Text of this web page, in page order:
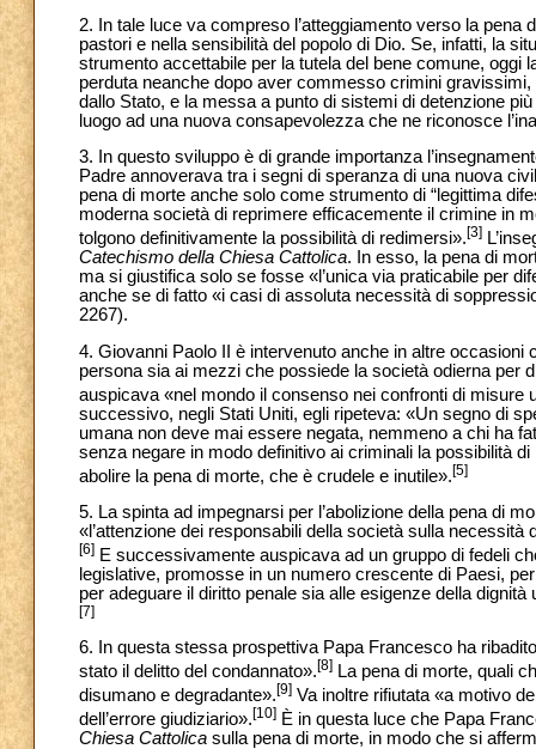
2. In tale luce va compreso l’atteggiamento verso la
pastori e nella sensibilità del popolo di Dio. Se, infatti, la
strumento accettabile per la tutela del bene comune,
perduta neanche dopo aver commesso crimini
dallo Stato, e la messa a punto di sistemi di detenzione
luogo ad una nuova consapevolezza che ne riconosce
3. In questo sviluppo è di grande importanza
Padre annoverava tra i segni di speranza di una nuova
pena di morte anche solo come strumento di “legittima
moderna società di reprimere efficacemente il crimine in
tolgono definitivamente la possibilità di redimersi».[3]
Catechismo della Chiesa Cattolica. In esso, la pena di
ma si giustifica solo se fosse «l’unica via praticabile per
anche se di fatto «i casi di assoluta necessità di
2267).
4. Giovanni Paolo II è intervenuto anche in altre occasioni
persona sia ai mezzi che possiede la società odierna per
auspicava «nel mondo il consenso nei confronti di misure
successivo, negli Stati Uniti, egli ripeteva: «Un segno di
umana non deve mai essere negata, nemmeno a chi ha
senza negare in modo definitivo ai criminali la possibilità
abolire la pena di morte, che è crudele e inutile».[5]
5. La spinta ad impegnarsi per l’abolizione della pena di
«l’attenzione dei responsabili della società sulla necessità
[6] E successivamente auspicava ad un gruppo di fedeli
legislative, promosse in un numero crescente di Paesi,
per adeguare il diritto penale sia alle esigenze della
[7]
6. In questa stessa prospettiva Papa Francesco ha
stato il delitto del condannato».[8] La pena di morte, quali
disumano e degradante».[9] Va inoltre rifiutata «a motivo
dell’errore giudiziario».[10] È in questa luce che Papa
Chiesa Cattolica sulla pena di morte, in modo che si